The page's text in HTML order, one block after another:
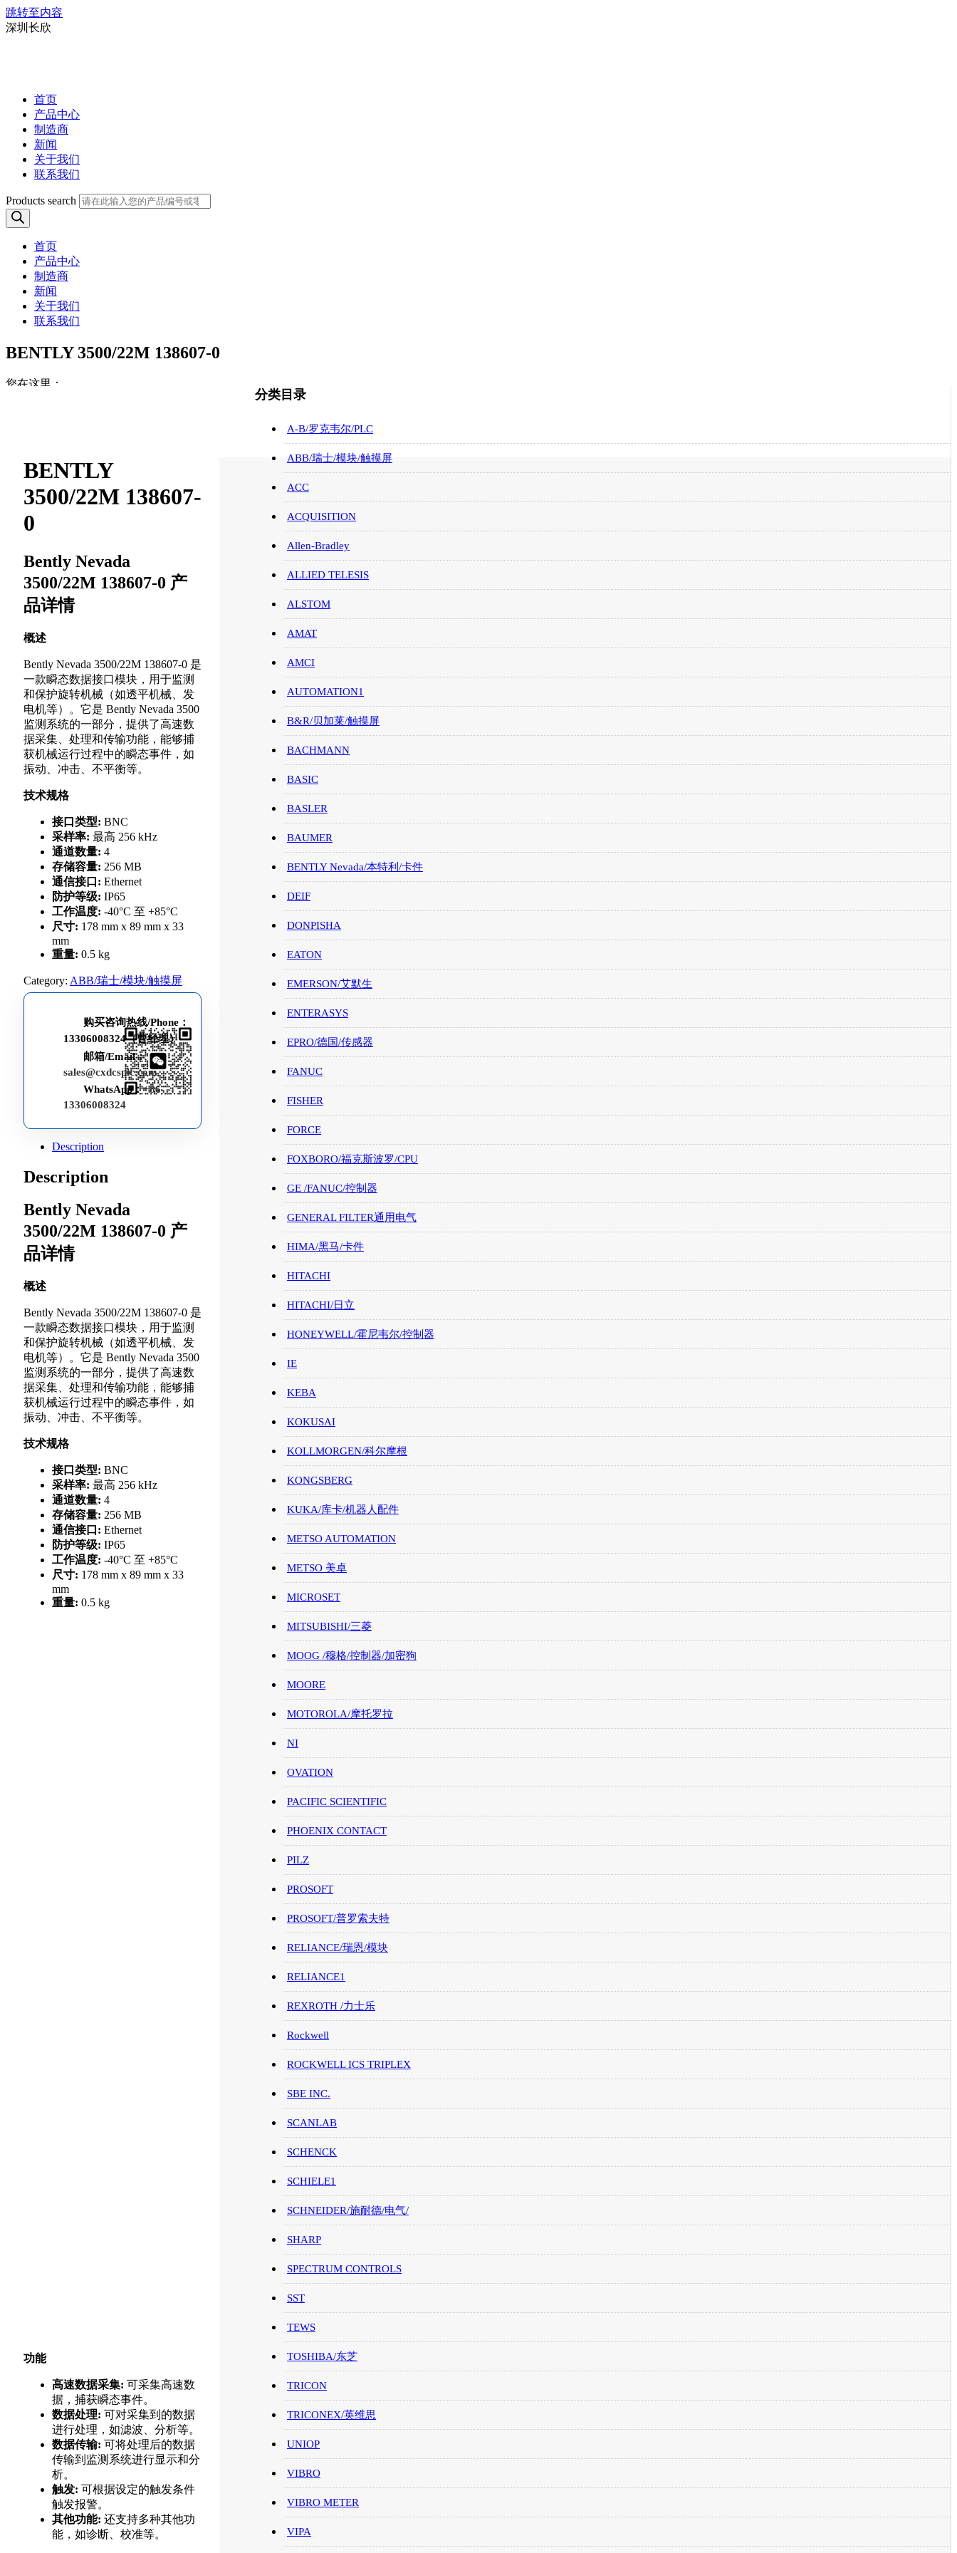
跳转至内容
深圳长欣
首页
产品中心
制造商
新闻
关于我们
联系我们
Products search
首页
产品中心
制造商
新闻
关于我们
联系我们
BENTLY 3500/22M 138607-0
您在这里：
BENTLY
3500/22M 138607-
0
Bently Nevada
3500/22M 138607-0 产
品详情
概述
Bently Nevada 3500/22M 138607-0 是
一款瞬态数据接口模块，用于监测
和保护旋转机械（如透平机械、发
电机等）。它是 Bently Nevada 3500
监测系统的一部分，提供了高速数
据采集、处理和传输功能，能够捕
获机械运行过程中的瞬态事件，如
振动、冲击、不平衡等。
技术规格
接口类型: BNC
采样率: 最高 256 kHz
通道数量: 4
存储容量: 256 MB
通信接口: Ethernet
防护等级: IP65
工作温度: -40°C 至 +85°C
尺寸: 178 mm x 89 mm x 33
mm
重量: 0.5 kg
Category: ABB/瑞士/模块/触摸屏
购买咨询热线/Phone：
13306008324（曹经理）
邮箱/Email：
sales@cxdcsplc.com
WhatsApp：+86-
13306008324
Description
Description
Bently Nevada
3500/22M 138607-0 产
品详情
概述
Bently Nevada 3500/22M 138607-0 是
一款瞬态数据接口模块，用于监测
和保护旋转机械（如透平机械、发
电机等）。它是 Bently Nevada 3500
监测系统的一部分，提供了高速数
据采集、处理和传输功能，能够捕
获机械运行过程中的瞬态事件，如
振动、冲击、不平衡等。
技术规格
接口类型: BNC
采样率: 最高 256 kHz
通道数量: 4
存储容量: 256 MB
通信接口: Ethernet
防护等级: IP65
工作温度: -40°C 至 +85°C
尺寸: 178 mm x 89 mm x 33
mm
重量: 0.5 kg
功能
高速数据采集: 可采集高速数
据，捕获瞬态事件。
数据处理: 可对采集到的数据
进行处理，如滤波、分析等。
数据传输: 可将处理后的数据
传输到监测系统进行显示和分
析。
触发: 可根据设定的触发条件
触发报警。
其他功能: 还支持多种其他功
能，如诊断、校准等。
分类目录
A-B/罗克韦尔/PLC
ABB/瑞士/模块/触摸屏
ACC
ACQUISITION
Allen-Bradley
ALLIED TELESIS
ALSTOM
AMAT
AMCI
AUTOMATION1
B&R/贝加莱/触摸屏
BACHMANN
BASIC
BASLER
BAUMER
BENTLY Nevada/本特利/卡件
DEIF
DONPISHA
EATON
EMERSON/艾默生
ENTERASYS
EPRO/德国/传感器
FANUC
FISHER
FORCE
FOXBORO/福克斯波罗/CPU
GE /FANUC/控制器
GENERAL FILTER通用电气
HIMA/黑马/卡件
HITACHI
HITACHI/日立
HONEYWELL/霍尼韦尔/控制器
IE
KEBA
KOKUSAI
KOLLMORGEN/科尔摩根
KONGSBERG
KUKA/库卡/机器人配件
METSO AUTOMATION
METSO 美卓
MICROSET
MITSUBISHI/三菱
MOOG /穆格/控制器/加密狗
MOORE
MOTOROLA/摩托罗拉
NI
OVATION
PACIFIC SCIENTIFIC
PHOENIX CONTACT
PILZ
PROSOFT
PROSOFT/普罗索夫特
RELIANCE/瑞恩/模块
RELIANCE1
REXROTH /力士乐
Rockwell
ROCKWELL ICS TRIPLEX
SBE INC.
SCANLAB
SCHENCK
SCHIELE1
SCHNEIDER/施耐德/电气/
SHARP
SPECTRUM CONTROLS
SST
TEWS
TOSHIBA/东芝
TRICON
TRICONEX/英维思
UNIOP
VIBRO
VIBRO METER
VIPA